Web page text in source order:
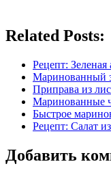
Related Posts:
Рецепт:
Маринованный
Приправа из
Маринованные
Быстрое
Рецепт: Салат
Добавить